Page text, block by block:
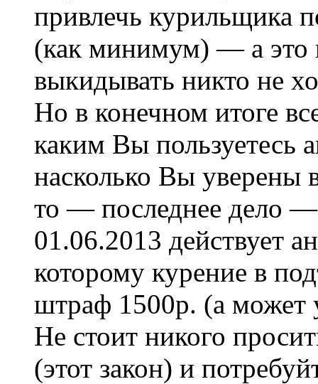
привлечь курильщика
(как минимум) — а это
выкидывать никто не
Но в конечном итоге
каким Вы пользуетесь
насколько Вы уверены
то — последнее дело
01.06.2013 действует
которому курение в
штраф 1500р. (а
Не стоит никого
(этот закон) и